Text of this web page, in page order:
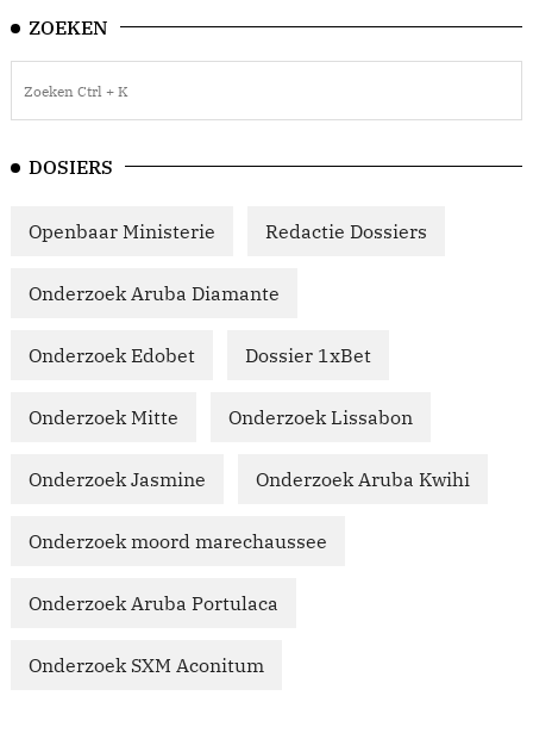
ZOEKEN
DOSIERS
Openbaar Ministerie Redactie Dossiers
Onderzoek Aruba Diamante
Onderzoek Edobet Dossier 1xBet
Onderzoek Mitte Onderzoek Lissabon
Onderzoek Jasmine Onderzoek Aruba Kwihi
Onderzoek moord marechaussee
Onderzoek Aruba Portulaca
Onderzoek SXM Aconitum